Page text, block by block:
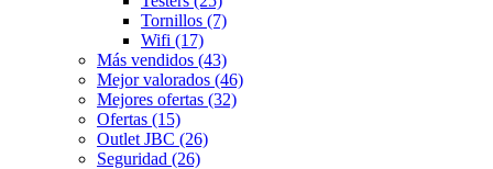
Tornillos (7)
Wifi (17)
Más vendidos (43)
Mejor valorados (46)
Mejores ofertas (32)
Ofertas (15)
Outlet JBC (26)
Seguridad (26)